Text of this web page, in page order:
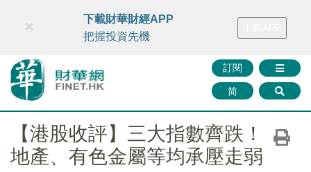
財華智庫網 FINTV FINMETA 財華證券 媒體矩陣
訂閱
简
×
下載財華財經APP
把握投資先機
【港股收評】三大指數齊跌！
地產、有色金屬等均承壓走弱